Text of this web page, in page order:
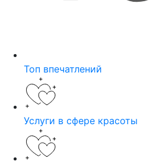
Топ впечатлений
Услуги в сфере красоты